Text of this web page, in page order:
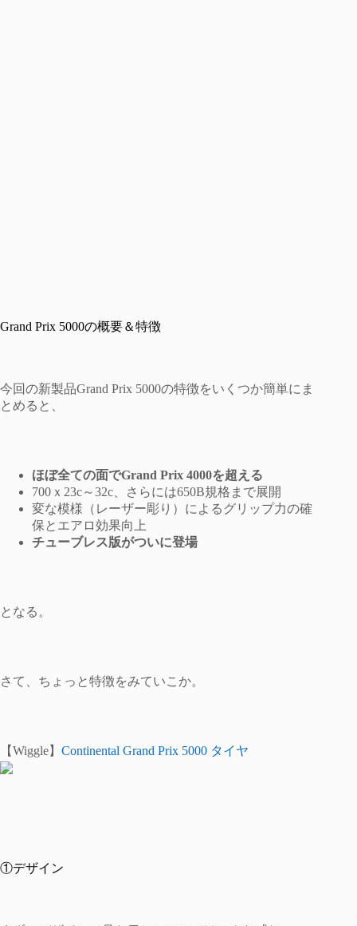
Grand Prix 5000の概要＆特徴
今回の新製品Grand Prix 5000の特徴をいくつか簡単にま
とめると、
ほぼ全ての面でGrand Prix 4000を超える
700ｘ23c～32c、さらには650B規格まで展開
変な模様（レーザー彫り）によるグリップ力の確
保とエアロ効果向上
チューブレス版がついに登場
となる。
さて、ちょっと特徴をみていこか。
【Wiggle】 Continental Grand Prix 5000 タイヤ
①デザイン